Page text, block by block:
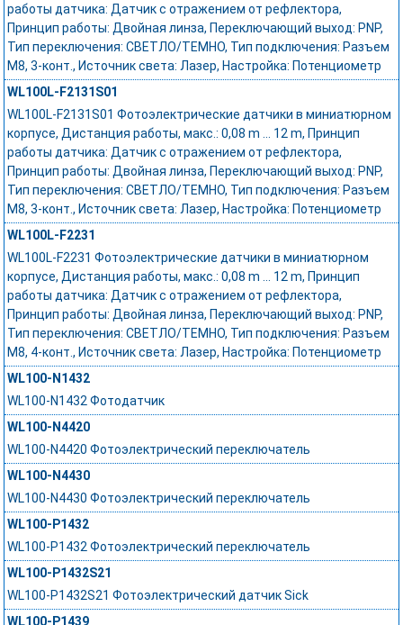
работы датчика: Датчик с отражением от рефлектора,
Принцип работы: Двойная линза, Переключающий выход: PNP,
Тип переключения: СВЕТЛО/ТЕМНО, Тип подключения: Разъем
M8, 3-конт., Источник света: Лазер, Настройка: Потенциометр
WL100L-F2131S01
WL100L-F2131S01 Фотоэлектрические датчики в миниатюрном
корпусе, Дистанция работы, макс.: 0,08 m ... 12 m, Принцип
работы датчика: Датчик с отражением от рефлектора,
Принцип работы: Двойная линза, Переключающий выход: PNP,
Тип переключения: СВЕТЛО/ТЕМНО, Тип подключения: Разъем
M8, 3-конт., Источник света: Лазер, Настройка: Потенциометр
WL100L-F2231
WL100L-F2231 Фотоэлектрические датчики в миниатюрном
корпусе, Дистанция работы, макс.: 0,08 m ... 12 m, Принцип
работы датчика: Датчик с отражением от рефлектора,
Принцип работы: Двойная линза, Переключающий выход: PNP,
Тип переключения: СВЕТЛО/ТЕМНО, Тип подключения: Разъем
M8, 4-конт., Источник света: Лазер, Настройка: Потенциометр
WL100-N1432
WL100-N1432 Фотодатчик
WL100-N4420
WL100-N4420 Фотоэлектрический переключатель
WL100-N4430
WL100-N4430 Фотоэлектрический переключатель
WL100-P1432
WL100-P1432 Фотоэлектрический переключатель
WL100-P1432S21
WL100-P1432S21 Фотоэлектрический датчик Sick
WL100-P1439